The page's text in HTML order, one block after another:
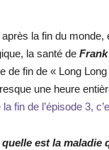
la fin du
la santé de Frank
de fin de « Long
une heure
fin de l’épisode 3,
quelle est la maladie